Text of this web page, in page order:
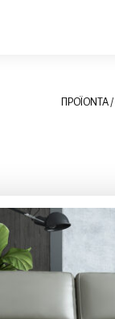
ΠΡΟΪΟΝΤΑ/